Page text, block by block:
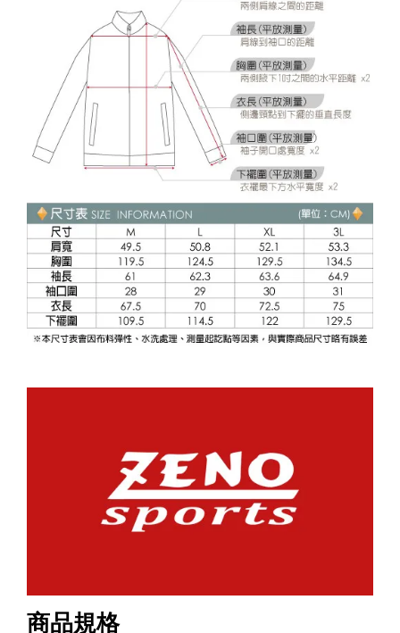
商品規格